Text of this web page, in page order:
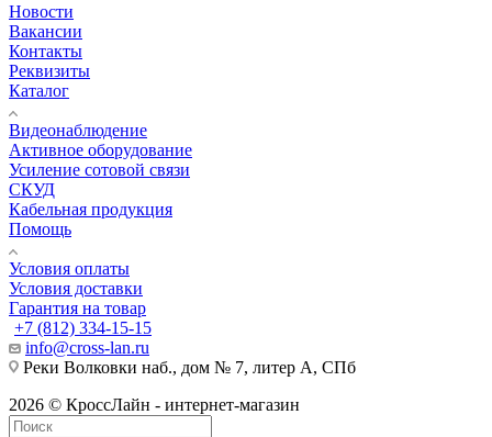
Новости
Вакансии
Контакты
Реквизиты
Каталог
Видеонаблюдение
Активное оборудование
Усиление сотовой связи
СКУД
Кабельная продукция
Помощь
Условия оплаты
Условия доставки
Гарантия на товар
+7 (812) 334-15-15
info@cross-lan.ru
Реки Волковки наб., дом № 7, литер А, СПб
2026 © КроссЛайн - интернет-магазин